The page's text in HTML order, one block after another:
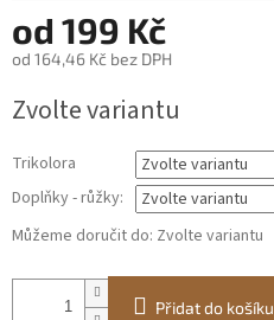
od 199 Kč
od 164,46 Kč bez DPH
cena:
Zvolte variantu
Trikolora
Doplňky - růžky:
Můžeme doručit do: Zvolte variantu
Přidat do košíku